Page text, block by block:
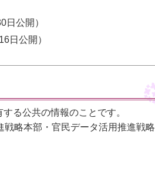
日公開）
日公開）
る公共の情報のことです。
略本部・官民データ活用推進戦略